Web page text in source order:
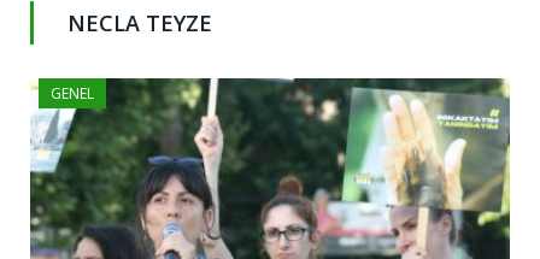
NECLA TEYZE
GENEL